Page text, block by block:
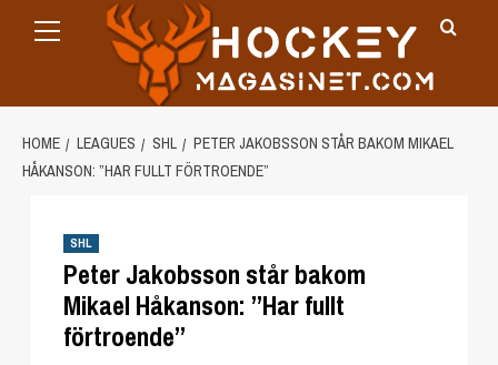
Menu
HOME LEAGUES SHL
PETER JAKOBSSON STÅR BAKOM MIKAEL
HÅKANSON: ”HAR FULLT FÖRTROENDE”
SHL
Peter Jakobsson står bakom
Mikael Håkanson: ”Har fullt
förtroende”